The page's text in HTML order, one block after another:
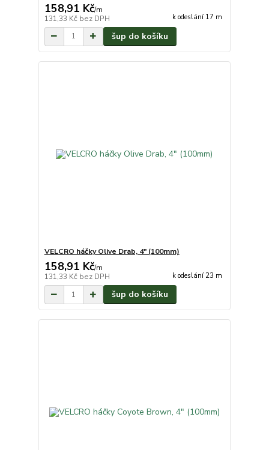
158,91 Kč/m
131,33 Kč bez DPH k odeslání 17 m
šup do košíku
VELCRO háčky Olive Drab, 4" (100mm)
158,91 Kč/m
131,33 Kč bez DPH k odeslání 23 m
šup do košíku